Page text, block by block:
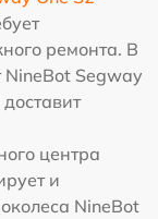
ремонта. В
NineBot Segway
центра
и
NineBot